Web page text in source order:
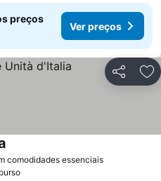
preços
Ver preços
Partilhar
comodidades essenciais